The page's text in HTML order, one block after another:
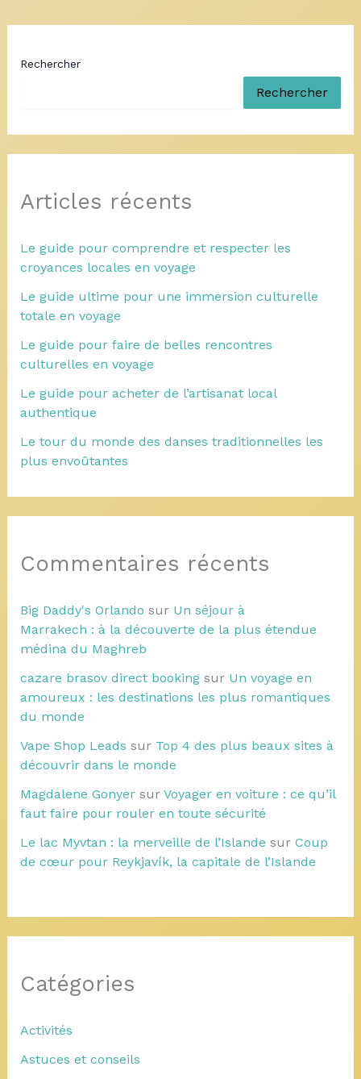
Rechercher
Rechercher
Articles récents
Le guide pour comprendre et respecter les
croyances locales en voyage
Le guide ultime pour une immersion culturelle
totale en voyage
Le guide pour faire de belles rencontres
culturelles en voyage
Le guide pour acheter de l’artisanat local
authentique
Le tour du monde des danses traditionnelles les
plus envoûtantes
Commentaires récents
Big Daddy's Orlando sur Un séjour à
Marrakech : à la découverte de la plus étendue
médina du Maghreb
cazare brasov direct bookingsur Un voyage en
amoureux : les destinations les plus romantiques
du monde
Vape Shop Leads sur Top 4 des plus beaux sites à
découvrir dans le monde
Magdalene Gonyersur Voyager en voiture : ce qu’il
faut faire pour rouler en toute sécurité
Le lac Myvtan : la merveille de l’Islande sur Coup
de cœur pour Reykjavík, la capitale de l’Islande
Catégories
Activités
Astuces et conseils